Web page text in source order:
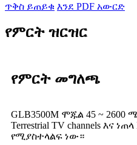
ጥቅስ ይጠይቁ እንደ PDF አውርድ
የምርት ዝርዝር
የምርት መግለጫ
GLB3500M ሞጁል 45 ~ 2600
Terrestrial TV channels እና
የሚያስተላልፍ ነው።